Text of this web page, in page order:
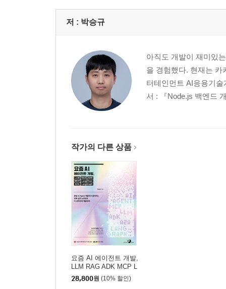
_11.2 구글 OAuth를 사용하기 위한 준비하기
__11.2.1 구글 클라우드에서 프로젝트 생성하기
_11.3 구글 OAuth 구현 순서
_11.4 NestJS 환경 설정 파일 추가하기
_11.5 구글 OAuth 스트래티지 만들기
_11.6 GoogleAuthGuard 만들기
_11.7 컨트롤러에 핸들러 메서드 추가하기
_11.9 UserService에 구글 유저 검색 및 저장 메서
_11.10 GoogleStrategy에 구글 유저 저장하는 메서
_11.11 GoogleAuthGuard에 세션을 사용하도록 변
_11.12 테스트하기
_학습 마무리
_연습문제
12장 파일 업로드 기능 구현하기
_12.1 프로젝트 생성 및 의존성 설치하기
_12.2 파일 업로드 API를 만들고 테스트하기
__12.2.1 테스트하기
저 : 박승규
아직도 개발이 재미있
을 경험했다. 현재는
터테인먼트 AI응용기
서 : 『Node.js 백엔드
작가의 다른 상품
요즘 AI 에이전트 개발,
LLM RAG ADK MCP L
angChain A2A LangGra
28,800원 (10% 할인)